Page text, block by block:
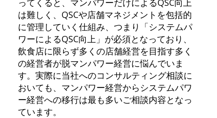
ってくると、マンパワーだけによるQSC向上
は難しく、QSCや店舗マネジメントを包括的
に管理していく仕組み、つまり「システムパ
ワーによるQSC向上」が必須となっており、
飲食店に限らず多くの店舗経営を目指す多く
の経営者が脱マンパワー経営に悩んでいま
す。実際に当社へのコンサルティング相談に
おいても、マンパワー経営からシステムパワ
ー経営への移行は最も多いご相談内容となっ
ています。